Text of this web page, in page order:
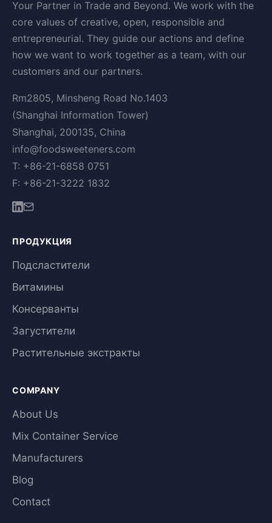
Your Partner in Trade and Beyond. We work with the
core values of creative, open, responsible and
entrepreneurial. They guide our actions and define
how we want to work together as a team, with our
customers and our partners.
Rm2805, Minsheng Road No.1403
(Shanghai Information Tower)
Shanghai, 200135, China
info@foodsweeteners.com
T: +86-21-6858 0751
F: +86-21-3222 1832
ПРОДУКЦИЯ
Подсластители
Витамины
Консерванты
Загустители
Растительные экстракты
COMPANY
About Us
Mix Container Service
Manufacturers
Blog
Contact